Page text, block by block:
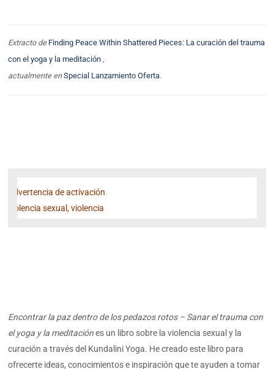
Extracto de Finding Peace Within Shattered Pieces: La curación del trauma
con el yoga y la meditación ,
actualmente en Special LanzamientoOferta
Advertencia de activación
violencia sexual, violencia
Encontrar la paz dentro de los pedazos rotos – Sanar el trauma con
el yoga y la meditaciónes un libro sobre la violencia sexual y la
curación a través del Kundalini Yoga. He creado este libro para
ofrecerte ideas, conocimientos e inspiración que te ayuden a tomar